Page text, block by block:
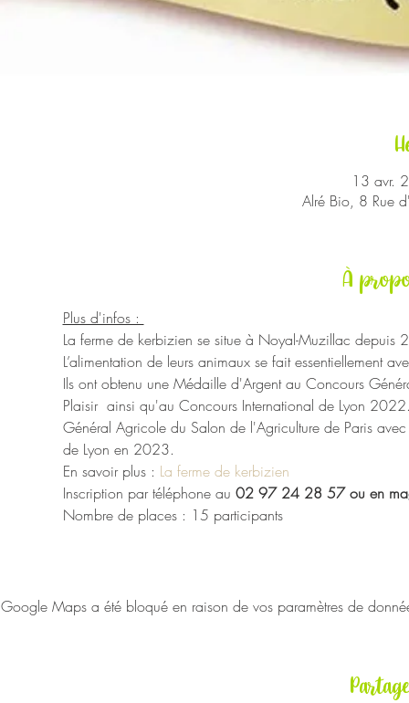
13 avr.
Alré Bio, 8 Rue
À
Plus d'infos :
La ferme de kerbizien se situe à Noyal-Muzillac
L’alimentation de leurs animaux se fait essentiellement
Ils ont obtenu une Médaille d'Argent au Concours
Plaisir  ainsi qu'au Concours International de Lyon
Général Agricole du Salon de l'Agriculture de Paris
de Lyon en 2023.
En savoir plus : La ferme de kerbizien
Inscription par téléphone au 02 97 24 28 57 ou en
Nombre de places : 15 participants
Google Maps a été bloqué en raison de vos paramètres de